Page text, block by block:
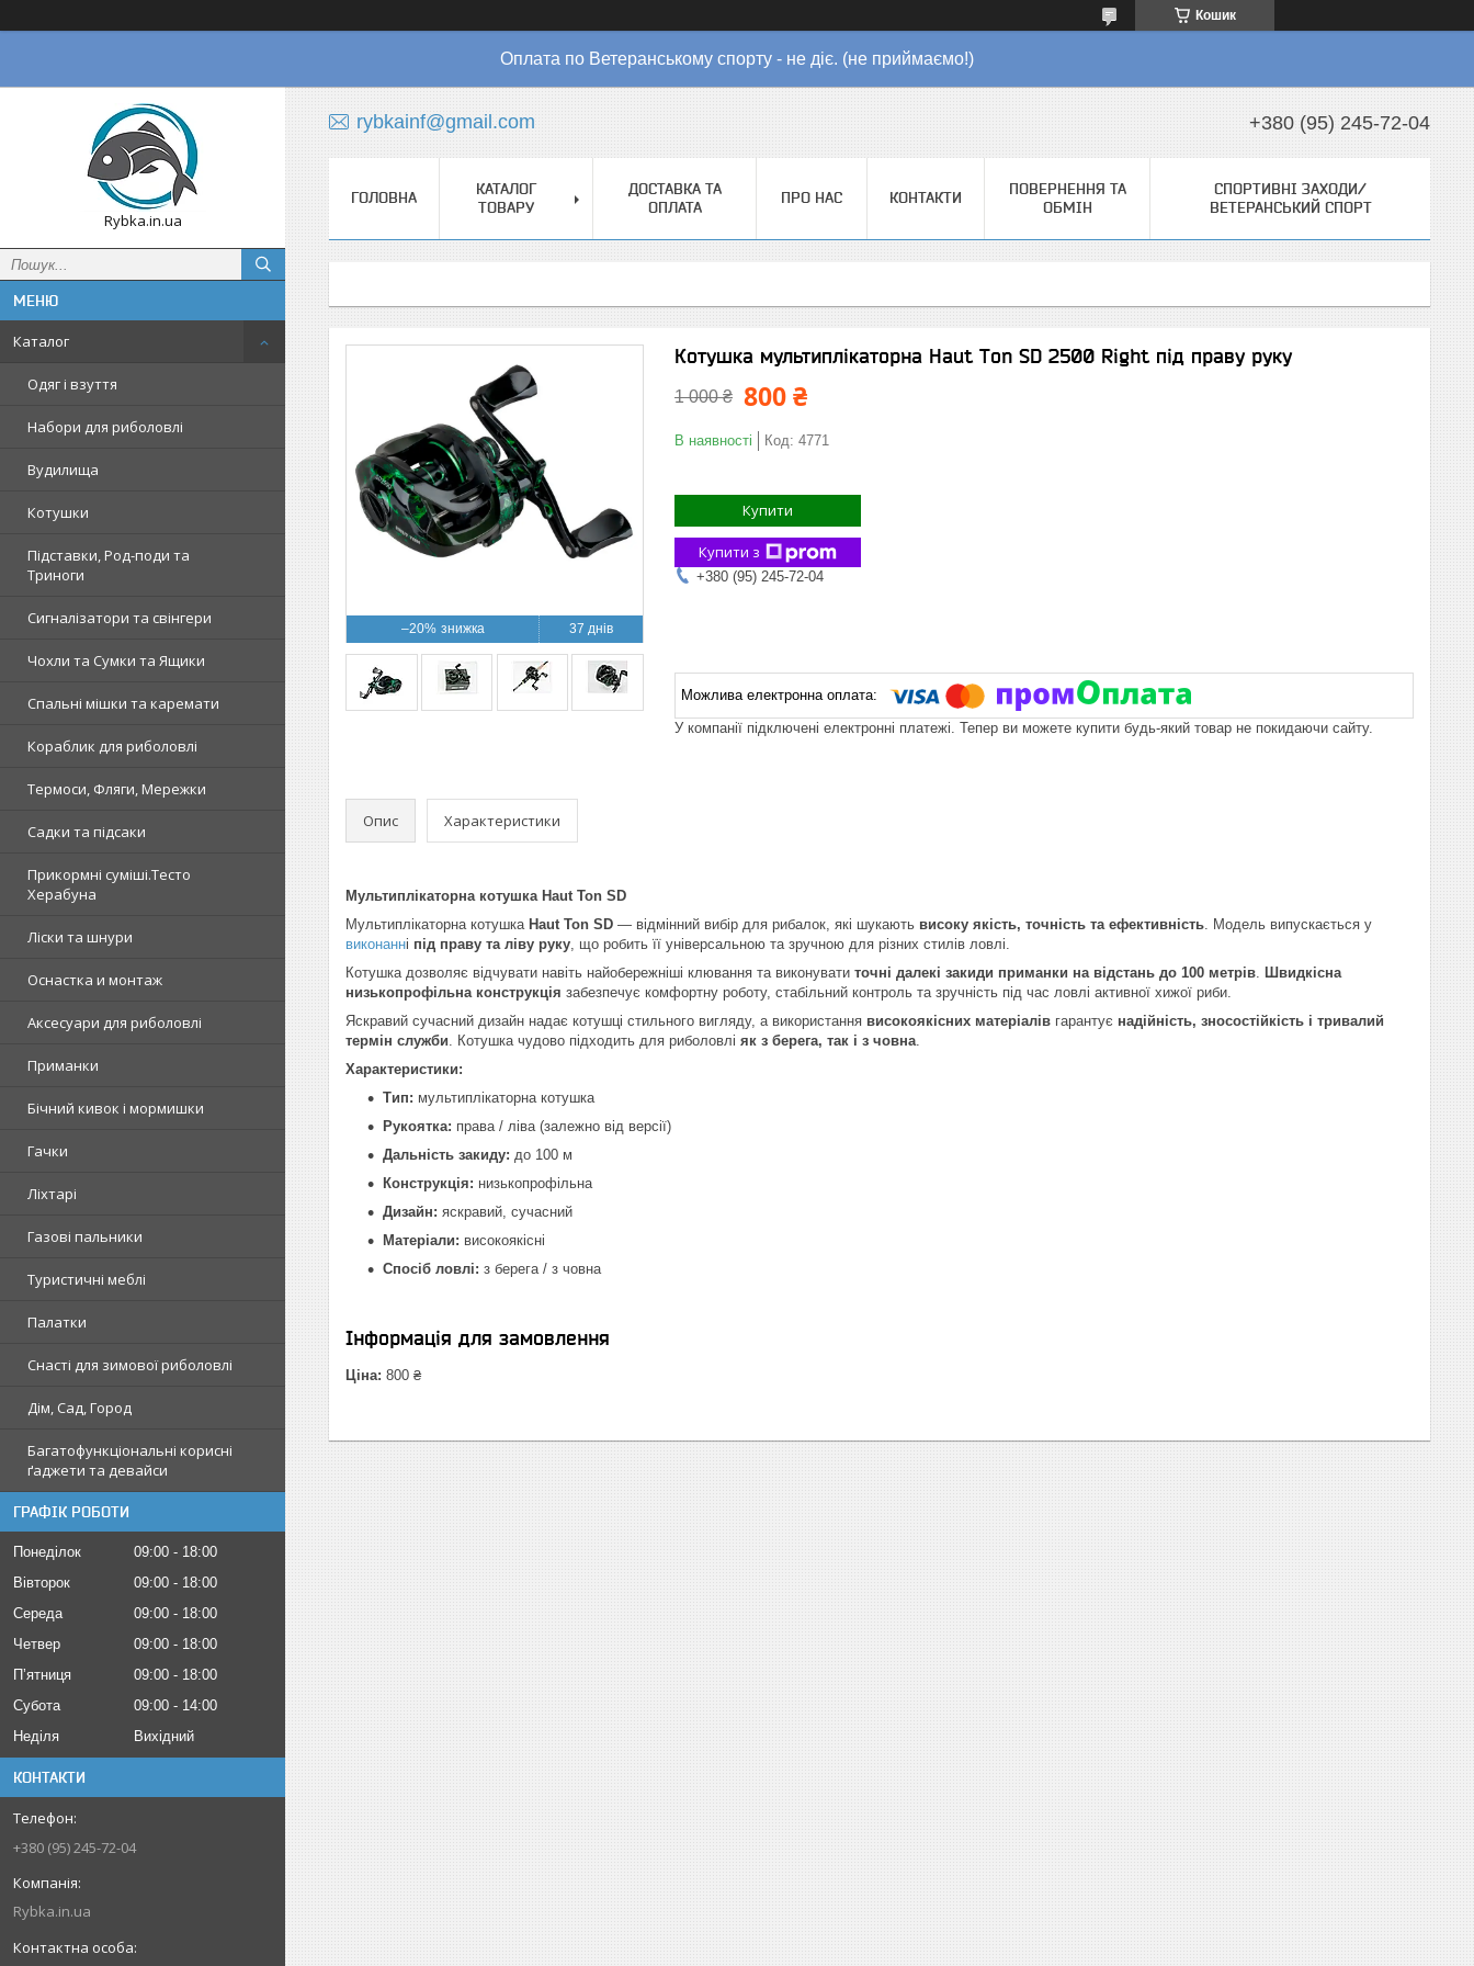
Кошик
Оплата по Ветеранському спорту - не діє. (не приймаємо!)
Rybka.in.ua
Каталог
Одяг і взуття
Набори для риболовлі
Вудилища
Котушки
Підставки, Род-поди та
Триноги
Сигналізатори та свінгери
Чохли та Сумки та Ящики
Спальні мішки та каремати
Кораблик для риболовлі
Термоси, Фляги, Мережки
Садки та підсаки
Прикормні суміші.Тесто
Херабуна
Ліски та шнури
Оснастка и монтаж
Аксесуари для риболовлі
Приманки
Бічний кивок і мормишки
Гачки
Ліхтарі
Газові пальники
Туристичні меблі
Палатки
Снасті для зимової риболовлі
Дім, Сад, Город
Багатофункціональні корисні
ґаджети та девайси
ГРАФІК РОБОТИ
Понеділок 09:00
18:00
Вівторок
09:00
18:00
Середа
09:00
18:00
Четвер
09:00
18:00
Пʼятниця
09:00
18:00
Субота
09:00
14:00
Неділя
Вихідний
КОНТАКТИ
+380 (95) 245-72-04
Rybka.in.ua
rybkainf@gmail.com +380 (95) 245-72-04
ГОЛОВНА
КАТАЛОГ
ТОВАРУ
ДОСТАВКА ТА
ОПЛАТА
ПРО НАС КОНТАКТИ
ПОВЕРНЕННЯ ТА
ОБМІН
СПОРТИВНІ ЗАХОДИ/
ВЕТЕРАНСЬКИЙ СПОРТ
–20% 37 днів
Котушка мультиплікаторна Haut Ton SD 2500 Right під праву руку
1 000 ₴ 800 ₴
В наявності Код: 4771
Купити
Купити з
+380 (95) 245-72-04
У компанії підключені електронні платежі. Тепер ви можете купити будь-який товар не покидаючи сайту.
Опис Характеристики
Мультиплікаторна котушка Haut Ton SD
Мультиплікаторна котушка Haut Ton SD — відмінний вибір для рибалок, які шукають високу якість, точність та ефективність. Модель випускається у
виконанні під праву та ліву руку, що робить її універсальною та зручною для різних стилів ловлі.
Котушка дозволяє відчувати навіть найобережніші клювання та виконувати точні далекі закиди приманки на відстань до 100 метрів. Швидкісна
низькопрофільна конструкція забезпечує комфортну роботу, стабільний контроль та зручність під час ловлі активної хижої риби.
Яскравий сучасний дизайн надає котушці стильного вигляду, а використання високоякісних матеріалів гарантує надійність, зносостійкість і тривалий
термін служби. Котушка чудово підходить для риболовлі як з берега, так і з човна.
Характеристики:
Тип: мультиплікаторна котушка
Рукоятка: права / ліва (залежно від версії)
Дальність закиду: до 100 м
Конструкція: низькопрофільна
Дизайн: яскравий, сучасний
Матеріали: високоякісні
Спосіб ловлі: з берега / з човна
Інформація для замовлення
Ціна: 800 ₴